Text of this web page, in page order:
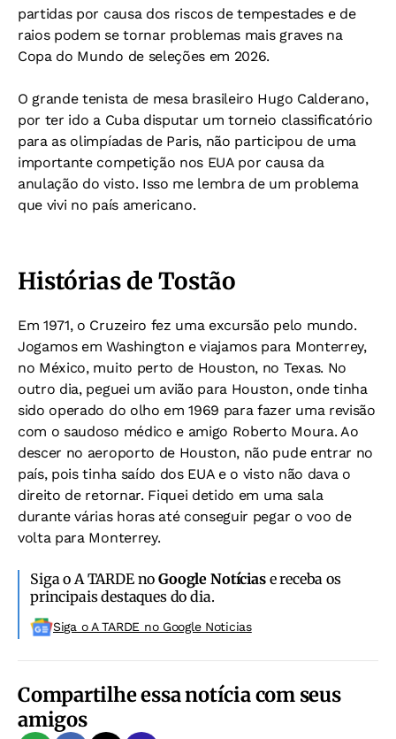
partidas por causa dos riscos de tempestades e de
raios podem se tornar problemas mais graves na
Copa do Mundo de seleções em 2026.
O grande tenista de mesa brasileiro Hugo Calderano,
por ter ido a Cuba disputar um torneio classificatório
para as olimpíadas de Paris, não participou de uma
importante competição nos EUA por causa da
anulação do visto. Isso me lembra de um problema
que vivi no país americano.
Histórias de Tostão
Em 1971, o Cruzeiro fez uma excursão pelo mundo.
Jogamos em Washington e viajamos para Monterrey,
no México, muito perto de Houston, no Texas. No
outro dia, peguei um avião para Houston, onde tinha
sido operado do olho em 1969 para fazer uma revisão
com o saudoso médico e amigo Roberto Moura. Ao
descer no aeroporto de Houston, não pude entrar no
país, pois tinha saído dos EUA e o visto não dava o
direito de retornar. Fiquei detido em uma sala
durante várias horas até conseguir pegar o voo de
volta para Monterrey.
Siga o A TARDE noGoogle Notíciase receba os
principais destaques do dia.
Siga o A TARDE no Google Noticias
Compartilhe essa notícia com seus
amigos